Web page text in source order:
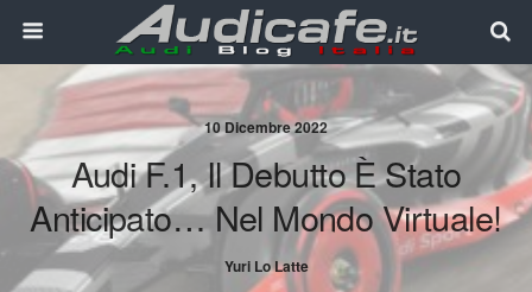
10 Dicembre 2022
Audi F.1, Il Debutto È Stato
Anticipato… Nel Mondo Virtuale!
Yuri Lo Latte